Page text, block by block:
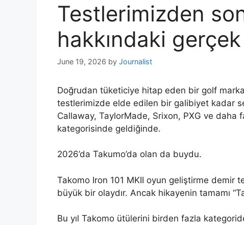
Testlerimizden
hakkındaki gerçek
June 19, 2026 by Journalist
Doğrudan tüketiciye hitap eden bir golf
testlerimizde elde edilen bir galibiyet kadar
Callaway, TaylorMade, Srixon, PXG ve daha
kategorisinde geldiğinde.
2026’da Takumo’da olan da buydu.
Takomo Iron 101 MKII oyun geliştirme demir
büyük bir olaydır. Ancak hikayenin tamamı
Bu yıl Takomo ütülerini birden fazla